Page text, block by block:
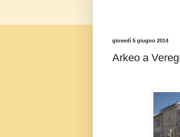
giovedì 5 giugno 2014
Arkeo a